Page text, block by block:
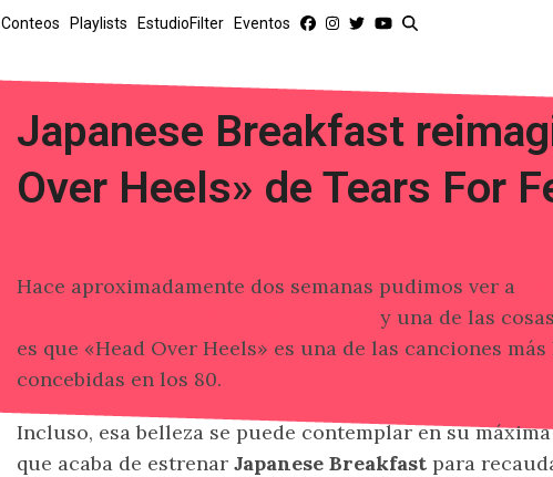
Conteos Playlists EstudioFilter Eventos
Japanese Breakfast
Over Heels» de Tears For
Hace aproximadamente dos semanas pudimos ver a
y una de las
es que «Head Over Heels» es una de las canciones
concebidas en los 80.
Incluso, esa belleza se puede contemplar en su
que acaba de estrenar Japanese Breakfast para